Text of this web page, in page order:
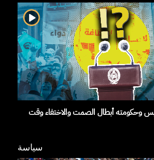
وحكومته أبطال الصمت والاختفاء وقت
سياسة